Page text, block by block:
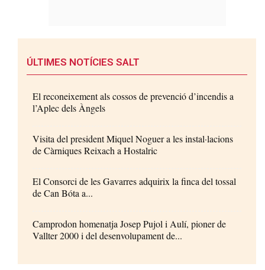
ÚLTIMES NOTÍCIES SALT
El reconeixement als cossos de prevenció d’incendis a
l’Aplec dels Àngels
Visita del president Miquel Noguer a les instal·lacions
de Càrniques Reixach a Hostalric
El Consorci de les Gavarres adquirix la finca del tossal
de Can Bóta a...
Camprodon homenatja Josep Pujol i Aulí, pioner de
Vallter 2000 i del desenvolupament de...